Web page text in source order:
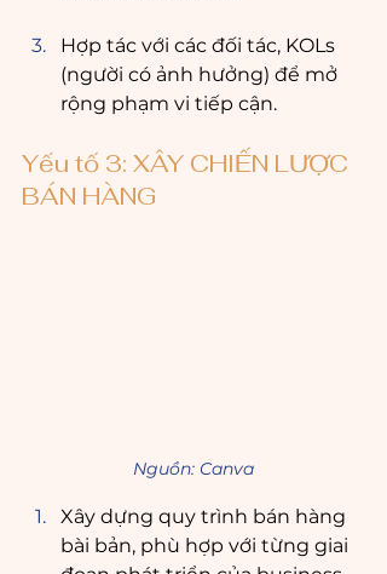
Hợp tác với các đối tác, KOLs
(người có ảnh hưởng) để mở
rộng phạm vi tiếp cận.
Yếu tố 3: XÂY CHIẾN LƯỢC
BÁN HÀNG
Nguồn: Canva
Xây dựng quy trình bán hàng
bài bản, phù hợp với từng giai